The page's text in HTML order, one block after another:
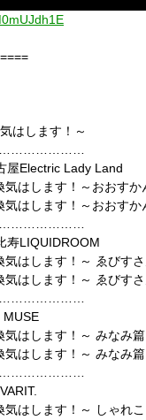
はします！～
屋Electric Lady Land
気はします！～おおす
気はします！～おおす
寿LIQUIDROOM
気はします！～ ゑびす
気はします！～ ゑびす
MUSE
気はします！～ みなみ
気はします！～ みなみ
VARIT.
気はします！～ しゃれ